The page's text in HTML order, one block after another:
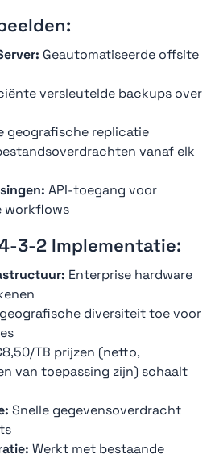
Geautomatiseerde offsite
versleutelde backups over
geografische replicatie
vanaf elk
API-toegang voor
workflows
3-2 Implementatie:
Enterprise hardware
diversiteit toe voor
TB prijzen (netto,
van toepassing zijn) schaalt
Snelle gegevensoverdracht
Werkt met bestaande